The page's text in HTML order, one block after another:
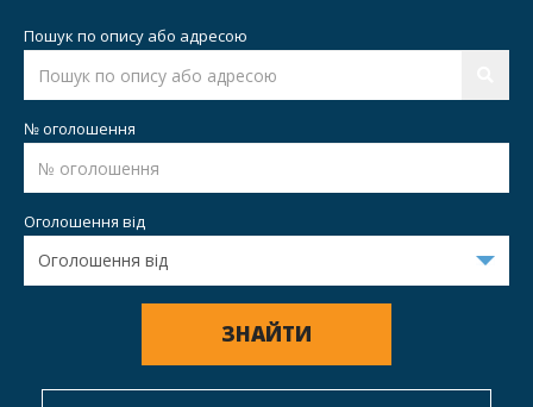
Пошук по опису або адресою
№ оголошення
Оголошення від
ЗНАЙТИ